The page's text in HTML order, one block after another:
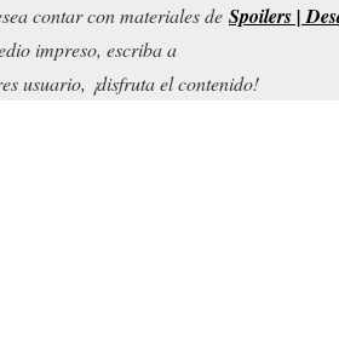
contar con materiales de Spoilers |
impreso, escriba a
usuario, ¡disfruta el contenido!